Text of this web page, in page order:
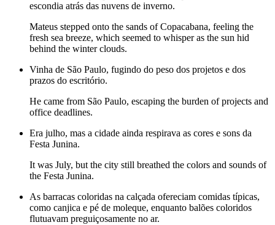
escondia atrás das nuvens de inverno.
Mateus stepped onto the sands of Copacabana, feeling the
fresh sea breeze, which seemed to whisper as the sun hid
behind the winter clouds.
Vinha de São Paulo, fugindo do peso dos projetos e dos
prazos do escritório.
He came from São Paulo, escaping the burden of projects and
office deadlines.
Era julho, mas a cidade ainda respirava as cores e sons da
Festa Junina.
It was July, but the city still breathed the colors and sounds of
the Festa Junina.
As barracas coloridas na calçada ofereciam comidas típicas,
como canjica e pé de moleque, enquanto balões coloridos
flutuavam preguiçosamente no ar.